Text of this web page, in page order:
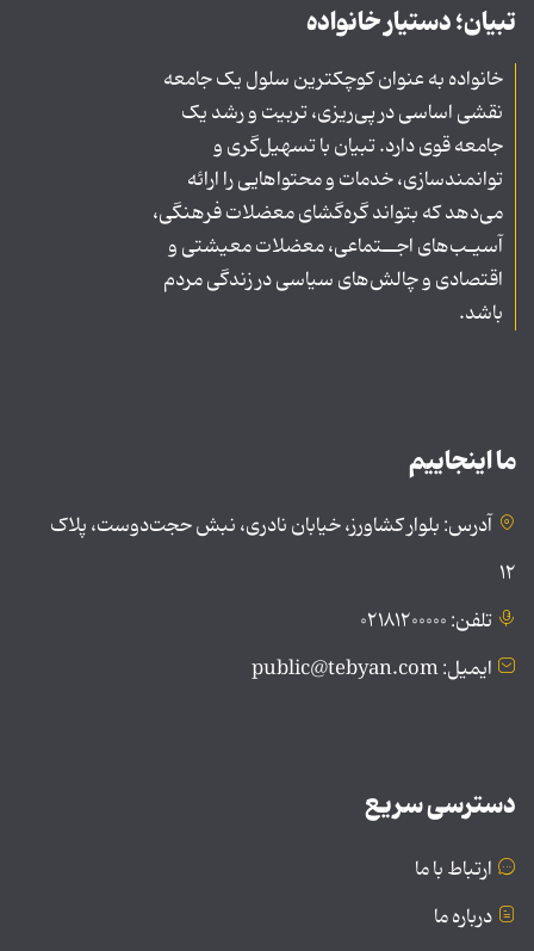
تبیان؛ دستیار خانواده
خانواده به عنوان کوچکترین سلول یک جامعه
نقشی اساسی در پی‌ریزی، تربیت و رشد یک
جامعه قوی دارد. تبیان با تسهیل‌گری و
توانمندسازی، خدمات و محتواهایی را ارائه
می‌دهد که بتواند گره‌گشای معضلات فرهنگی،
آسیـب‌های اجــتماعی، معضلات معیشتی و
اقتصادی و چالش‌های سیاسی در زندگی مردم
باشد.
ما اینجاییم
آدرس: بلوار کشاورز، خیابان نادری، نبش حجت‌دوست، پلاک
۱۲
تلفن: ۰۲۱۸۱۲۰۰۰۰۰
ایمیل: public@tebyan.com
دسترسی سریع
ارتباط با ما
درباره ما